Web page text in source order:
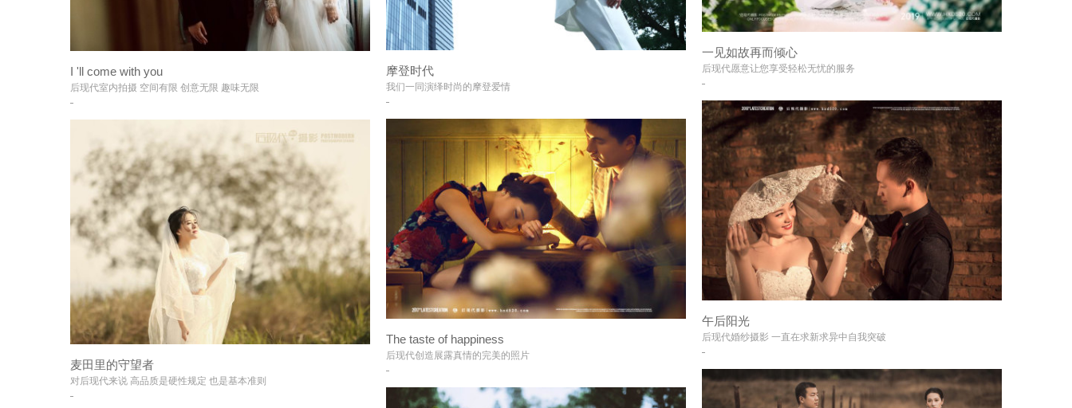
一见如故再而倾心
后现代愿意让您享受轻松无忧的服务
摩登时代
我们一同演绎时尚的摩登爱情
I 'll come with you
后现代室内拍摄 空间有限 创意无限 趣味无限
+
午后阳光
后现代婚纱摄影 一直在求新求异中自我突破
+
The taste of happiness
后现代创造展露真情的完美的照片
+
麦田里的守望者
对后现代来说 高品质是硬性规定 也是基本准则
+
+
+